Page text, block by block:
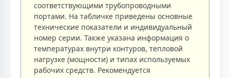
соответствующими трубопроводными
портами. На табличке приведены основные
технические показатели и индивидуальный
номер серии. Также указана информация о
температурах внутри контуров, тепловой
нагрузке (мощности) и типах используемых
рабочих средств. Рекомендуется